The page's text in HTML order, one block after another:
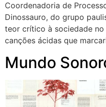
Coordenadoria de
Dinossauro, do grupo
teor crítico à sociedade
canções ácidas que
Mundo